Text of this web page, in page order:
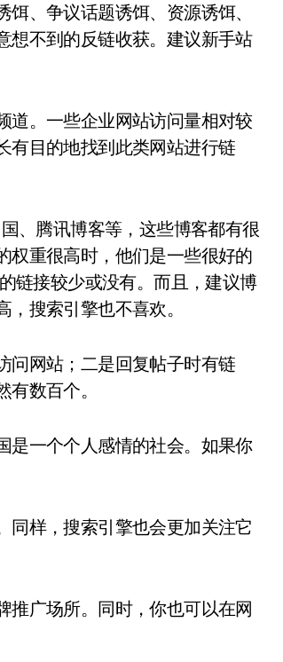
、争议话题诱饵、资源诱饵、
想不到的反链收获。建议新手站
道。一些企业网站访问量相对较
有目的地找到此类网站进行链
、腾讯博客等，这些博客都有很
权重很高时，他们是一些很好的
链接较少或没有。而且，建议博
搜索引擎也不喜欢。
问网站；二是回复帖子时有链
数百个。
是一个个人感情的社会。如果你
同样，搜索引擎也会更加关注它
推广场所。同时，你也可以在网